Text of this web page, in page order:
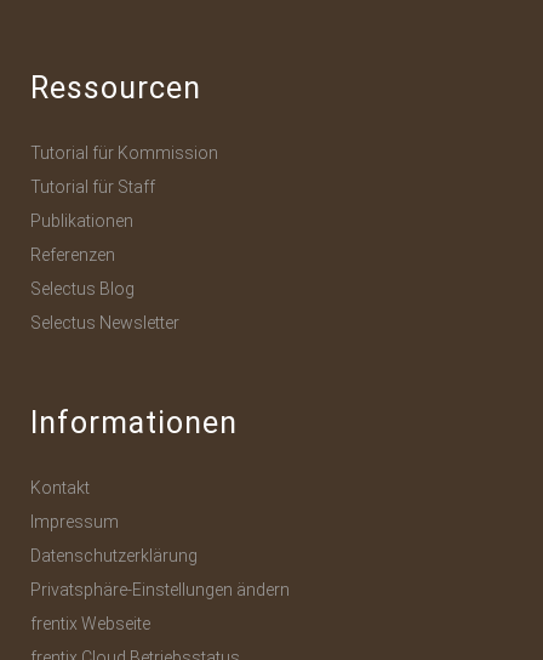
Ressourcen
Tutorial für Kommission
Tutorial für Staff
Publikationen
Referenzen
Selectus Blog
Selectus Newsletter
Informationen
Kontakt
Impressum
Datenschutzerklärung
Privatsphäre-Einstellungen ändern
frentix Webseite